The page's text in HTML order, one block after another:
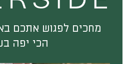
מחכים לפגוש אתכם
הכי יפה